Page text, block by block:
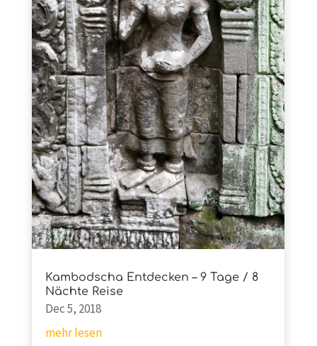
Kambodscha Entdecken – 9 Tage / 8
Nächte Reise
Dec 5, 2018
mehr lesen